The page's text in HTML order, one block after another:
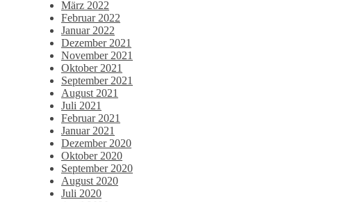
März 2022
Februar 2022
Januar 2022
Dezember 2021
November 2021
Oktober 2021
September 2021
August 2021
Juli 2021
Februar 2021
Januar 2021
Dezember 2020
Oktober 2020
September 2020
August 2020
Juli 2020